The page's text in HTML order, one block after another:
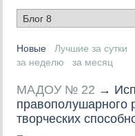
Новые
Лучшие за сутки
за неделю
за месяц
МАДОУ № 22 →
правополушарного
творческих